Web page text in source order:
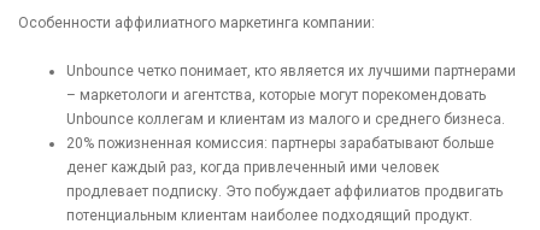
Особенности аффилиатного маркетинга компании:
Unbounce четко понимает, кто является их лучшими партнерами
– маркетологи и агентства, которые могут порекомендовать
Unbounce коллегам и клиентам из малого и среднего бизнеса.
20% пожизненная комиссия: партнеры зарабатывают больше
денег каждый раз, когда привлеченный ими человек
продлевает подписку. Это побуждает аффилиатов продвигать
потенциальным клиентам наиболее подходящий продукт.